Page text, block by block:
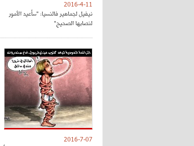
2016-4-11
نيفيل لجماهير فالنسيا: "سأعيد الأمور
لنصابها الصحيح"
2016-7-07